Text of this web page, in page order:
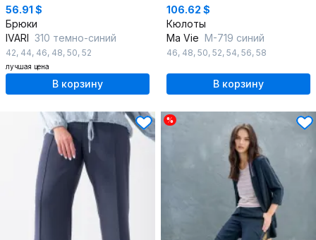
56.91 $
Брюки
IVARI 310 темно-синий
42, 44, 46, 48, 50, 52
лучшая цена
В корзину
106.62 $
Кюлоты
Ma Vie М-719 синий
46, 48, 50, 52, 54, 56, 58
В корзину
%